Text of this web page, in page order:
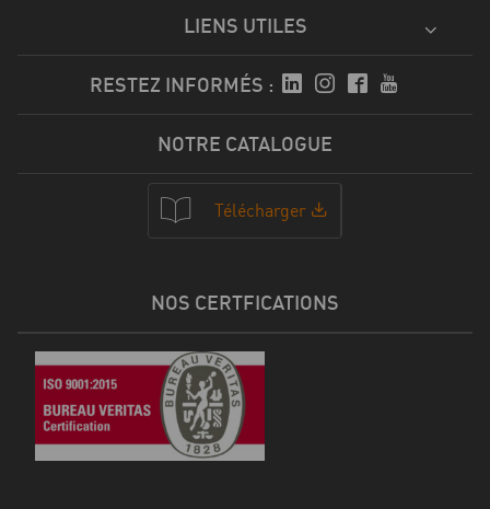
LIENS UTILES
RESTEZ INFORMÉS :
NOTRE CATALOGUE
Télécharger
NOS CERTFICATIONS